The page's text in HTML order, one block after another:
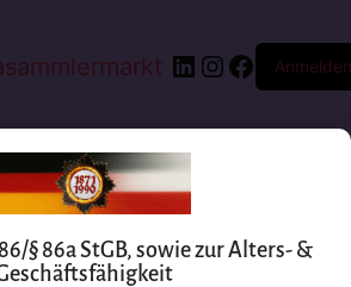
Anmelden
§ 86a StGB, sowie zur Alters- &